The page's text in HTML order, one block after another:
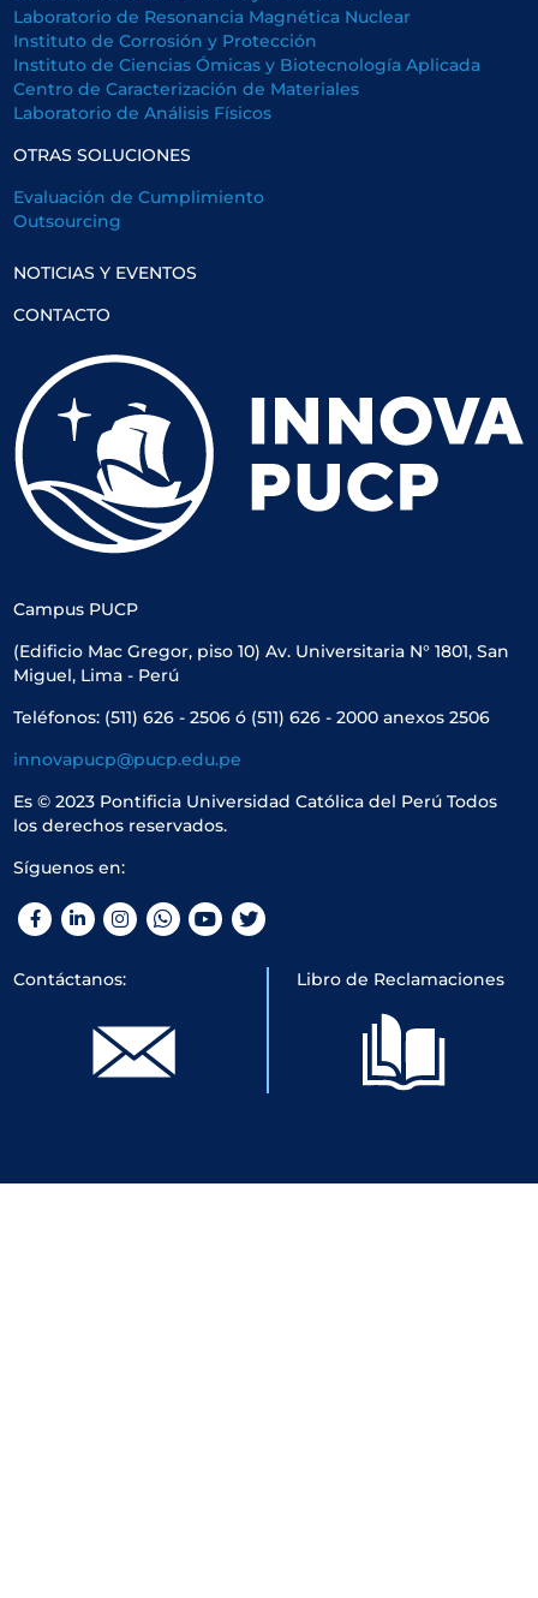
Laboratorio de Resonancia Magnética Nuclear
Instituto de Corrosión y Protección
Instituto de Ciencias Ómicas y Biotecnología Aplicada
Centro de Caracterización de Materiales
Laboratorio de Análisis Físicos
OTRAS SOLUCIONES
Evaluación de Cumplimiento
Outsourcing
NOTICIAS Y EVENTOS
CONTACTO
Campus PUCP
(Edificio Mac Gregor, piso 10) Av. Universitaria N° 1801, San
Miguel, Lima - Perú
Teléfonos: (511) 626 - 2506 ó (511) 626 - 2000 anexos 2506
innovapucp@pucp.edu.pe
Es © 2023 Pontificia Universidad Católica del Perú Todos
los derechos reservados.
Síguenos en:
Facebook
LinkedInInstagramWhatsApp
YouTubeTwitter
Contáctanos: Libro de Reclamaciones